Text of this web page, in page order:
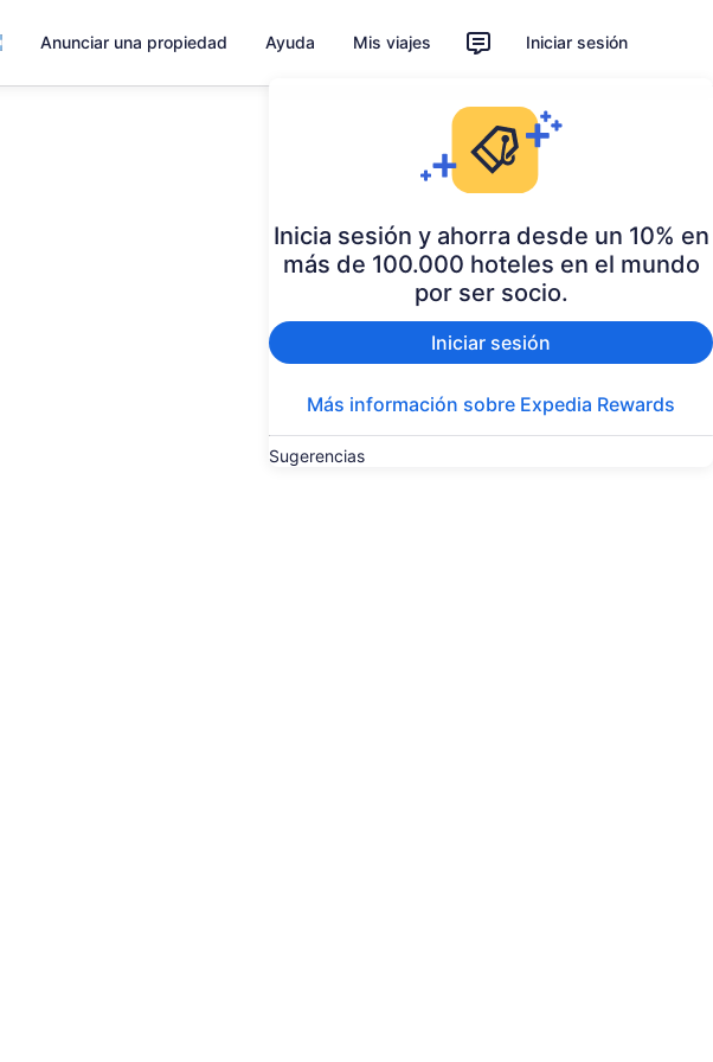
Anunciar una propiedad Ayuda Mis viajes Iniciar sesión
Inicia sesión y ahorra desde un 10% en
más de 100.000 hoteles en el mundo
por ser socio.
Iniciar sesión
Más información sobre Expedia Rewards
Sugerencias